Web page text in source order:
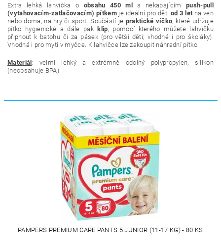
Extra lehká lahvička o obsahu 450 ml s nekapajícímpush-pull
(vytahovacím-zatlačovacím) pítkemje ideální pro dětiod 3 let na ven
nebo doma, na hry či sport.Součástí je praktické víčko, které udržuje
pítko hygienické a dále pakklip, pomocí kterého můžete lahvičku
připnout k batohu či za pásek (pro větší děti; vhodné i pro školáky).
Vhodná i pro mytí v myčce. K lahvičce l ze zakoupit náhradní pítko.
Materiál : velmi lehký a extrémně odolný polypropylen, silikon
(neobsahuje BPA)
PAMPERS PREMIUM CARE PANTS 5 JUNIOR (11-17 KG) - 80 KS